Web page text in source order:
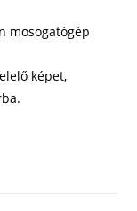
mosogatógép
képet,